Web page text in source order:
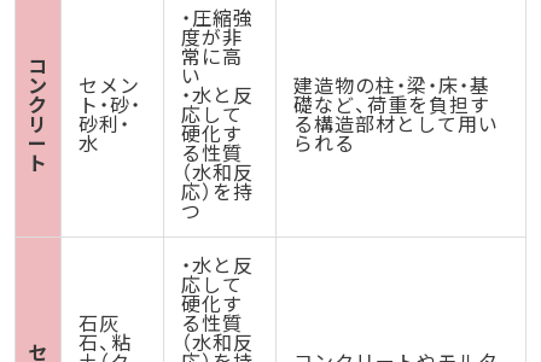
コ
ン
ク
リ
ー
ト
セメン
ト・砂・
砂利・
水
・圧縮強
度が非
常に高
い
・水と反
応して
硬化す
る性質
（水和反
応）を持
つ
建造物の柱・梁・床・基
礎など、荷重を負担す
る構造部材として用い
られる
セ
石灰
石、粘
・水と反
応して
硬化す
る性質
（水和反